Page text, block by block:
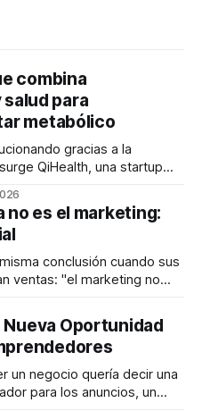
combina
para
metabólico
gracias a la
QiHealth, una startup
artificial y monitoreo
personas a tomar mejores
Su propuesta busca
no es el marketing:
conclusión cuando sus
ventas: "el marketing no
otro lugar. Durante
PRO, el especialista en
Oportunidad
un negocio quería decir una
para los anuncios, un